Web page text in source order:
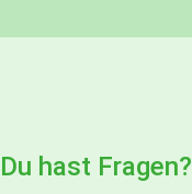
Du hast Fragen?